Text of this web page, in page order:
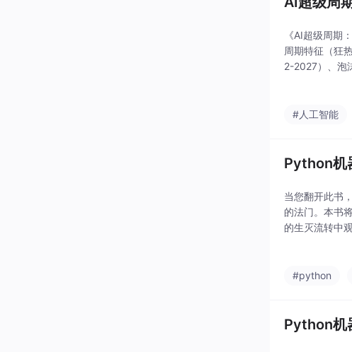
《AI超级周期
周期特征（狂
2-2027）、泡
#人工智能
Python机
当您翻开此书
的法门。本书
的生灭流转中
#python
Python机